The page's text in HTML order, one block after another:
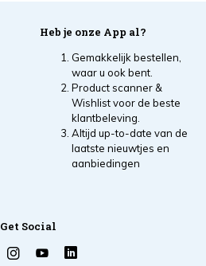
Heb je onze App al?
Gemakkelijk bestellen,
waar u ook bent.
Product scanner &
Wishlist voor de beste
klantbeleving.
Altijd up-to-date van de
laatste nieuwtjes en
aanbiedingen
Get Social